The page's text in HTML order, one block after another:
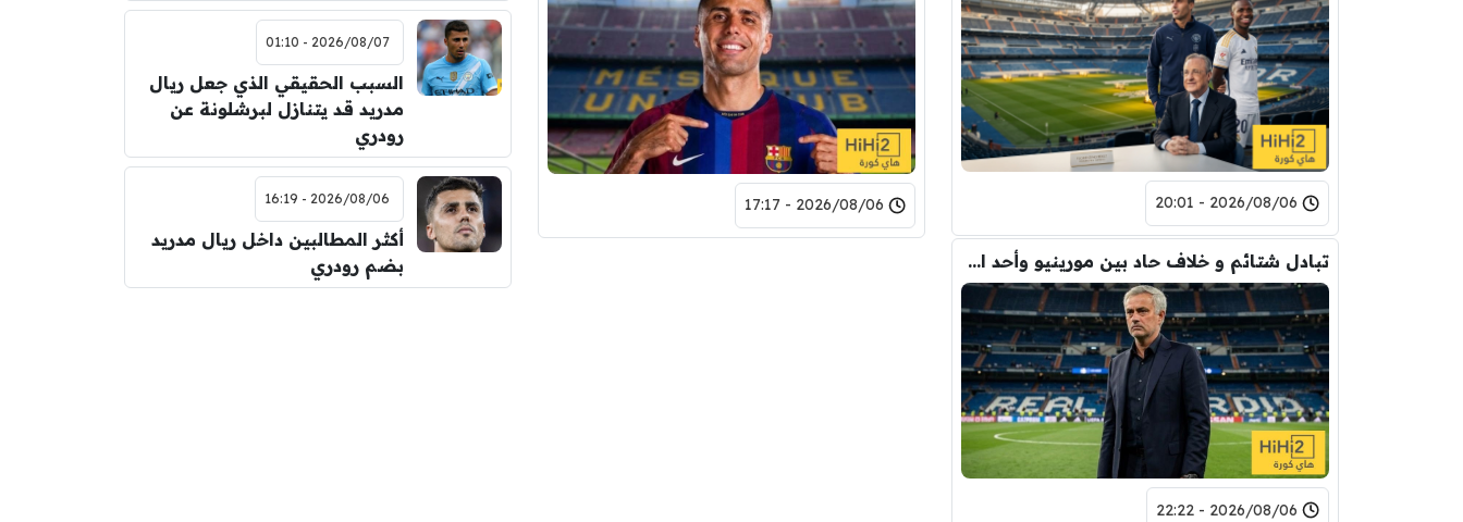
2026/08/06 - 20:01
2026/08/06 - 17:17
تبادل شتائم و خلاف حاد بين مورينيو وأحد افراد ادارة ريال مدريد بعد انهيار صفقة رودري
2026/08/06 - 22:22
2026/08/07 - 01:10
السبب الحقيقي الذي جعل ريال
مدريد قد يتنازل لبرشلونة عن
رودري
2026/08/06 - 16:19
أكثر المطالبين داخل ريال مدريد
بضم رودري